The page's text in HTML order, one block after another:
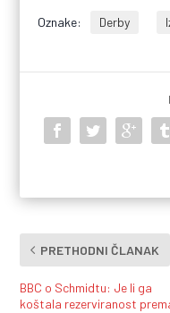
Oznake: Derby
PRETHODNI ČLANAK
BBC o Schmidtu: Je li ga
koštala rezerviranost